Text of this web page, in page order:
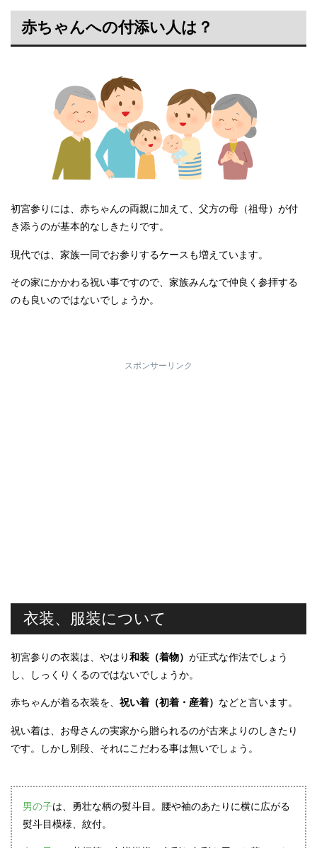
赤ちゃんへの付添い人は？
初宮参りには、赤ちゃんの両親に加えて、父方の母（祖母）が付
き添うのが基本的なしきたりです。
現代では、家族一同でお参りするケースも増えています。
その家にかかわる祝い事ですので、家族みんなで仲良く参拝する
のも良いのではないでしょうか。
スポンサーリンク
衣装、服装について
初宮参りの衣装は、やはり和装（着物） が正式な作法でしょう
し、しっくりくるのではないでしょうか。
赤ちゃんが着る衣装を、 祝い着（初着・産着） などと言います。
祝い着は、お母さんの実家から贈られるのが古来よりのしきたり
です。しかし別段、それにこだわる事は無いでしょう。
男の子は、勇壮な柄の熨斗目。腰や袖のあたりに横に広がる
熨斗目模様、紋付。